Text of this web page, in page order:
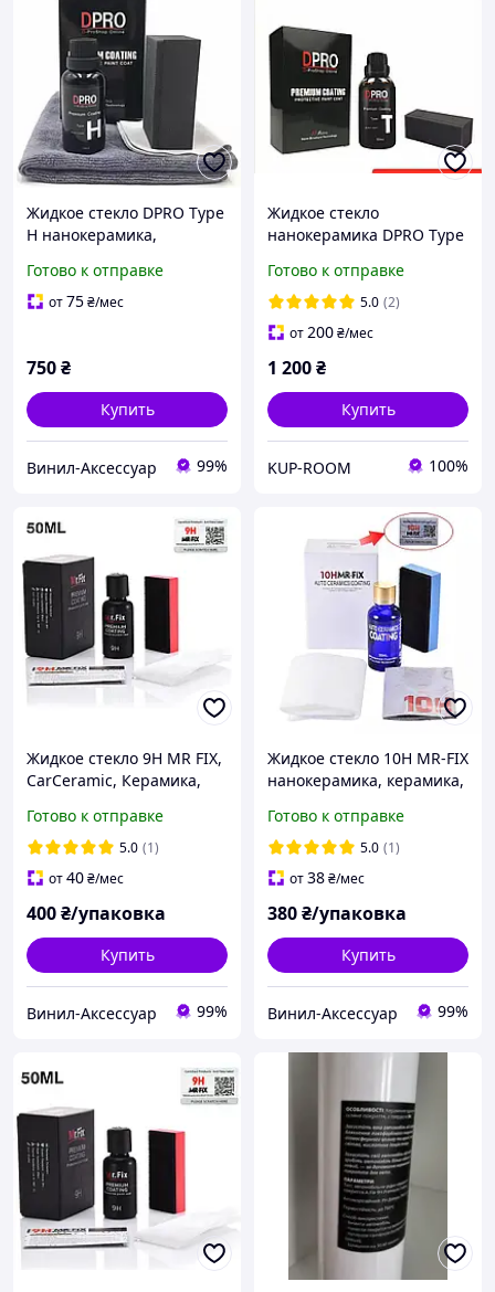
Жидкое стекло DPRO Type
H нанокерамика,
покрытие 30 мл (Япония)
Готово к отправке
от75₴/мес
750₴
Купить
Винил-Аксессуар 99%
Жидкое стекло
нанокерамика DPRO Type
Керамика для авто 30 мл
гидрофобное покрытие
ДПРО
Готово к отправке
5.0 (2)
от200₴/мес
1 200₴
Купить
KUP-ROOM 100%
Жидкое стекло 9H MR FIX,
CarCeramic, Керамика,
Гидрофобное покрытие
Готово к отправке
5.0 (1)
от40₴/мес
400₴/упаковка
Купить
Винил-Аксессуар 99%
Жидкое стекло 10H MR-FIX
нанокерамика, керамика,
30 мл
Готово к отправке
5.0 (1)
от38₴/мес
380₴/упаковка
Купить
Винил-Аксессуар 99%